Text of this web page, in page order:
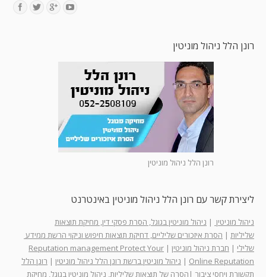
רונן הלל ניהול מוניטין
רונן הלל ניהול מוניטין
ליצירת קשר עם רונן הלל ניהול מוניטין באינטרנט
ניהול מוניטין | ניהול מוניטין בגוגל, הסרת פסקי דין, מחיקת תוצאות
שליליות | הסרת איזכורים שליליים, דחיקת תוצאות חיפוש וניקוי הרשת ממידע
שלילי | חברת ניהול מוניטין |
Reputation management Protect Your
Online Reputation
| ניהול מוניטין ברשת רונן הלל ניהול מוניטין | רונן הלל
תקשורת ויחסי ציבור | הסרה של תוצאות שליליות, ניהול מוניטין בגוגל, מחיקת